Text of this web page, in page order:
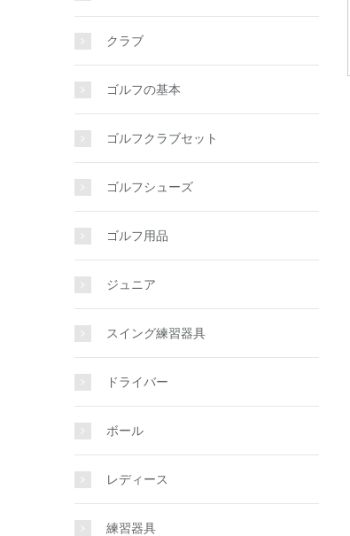
クラブ
ゴルフの基本
ゴルフクラブセット
ゴルフシューズ
ゴルフ用品
ジュニア
スイング練習器具
ドライバー
ボール
レディース
練習器具